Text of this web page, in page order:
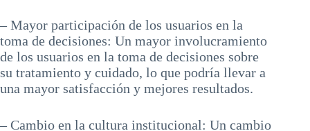
– Mayor participación de los usuarios en la
toma de decisiones: Un mayor involucramiento
de los usuarios en la toma de decisiones sobre
su tratamiento y cuidado, lo que podría llevar a
una mayor satisfacción y mejores resultados.
– Cambio en la cultura institucional: Un cambio